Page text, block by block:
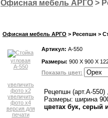
Офисная мебель АРГО >
Офисная мебель АРГО > Ресепшн >
Артикул: А-550
Размеры: 900 X 900 X
Показать цвет:
увеличить
фото x2
увеличить
фото x4
версия для
печати
Рецепшн (арт.А-
Размеры: ширина
цветах бук, серый